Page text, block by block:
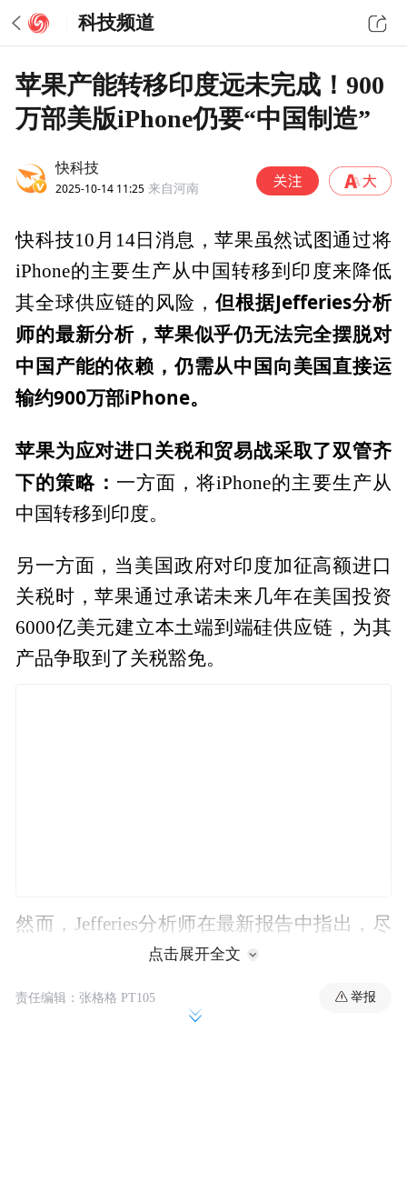
科技频道
苹果产能转移印度远未完成！900
万部美版iPhone仍要“中国制造”
快科技
2025-10-14 11:25 来自河南
快科技10月14日消息，苹果虽然试图通过将
iPhone的主要生产从中国转移到印度来降低
其全球供应链的风险，但根据Jefferies分析
师的最新分析，苹果似乎仍无法完全摆脱对
中国产能的依赖，仍需从中国向美国直接运
输约900万部iPhone。
苹果为应对进口关税和贸易战采取了双管齐
下的策略： 一方面，将iPhone的主要生产从
中国转移到印度。
另一方面，当美国政府对印度加征高额进口
关税时，苹果通过承诺未来几年在美国投资
6000亿美元建立本土端到端硅供应链，为其
产品争取到了关税豁免。
然而，Jefferies分析师在最新报告中指出，尽
管苹果已将大部分生产活动转移到印度，但
短期内仍无法完全依靠印度满足美国市场对
点击展开全文
责任编辑：张格格 PT105 举报